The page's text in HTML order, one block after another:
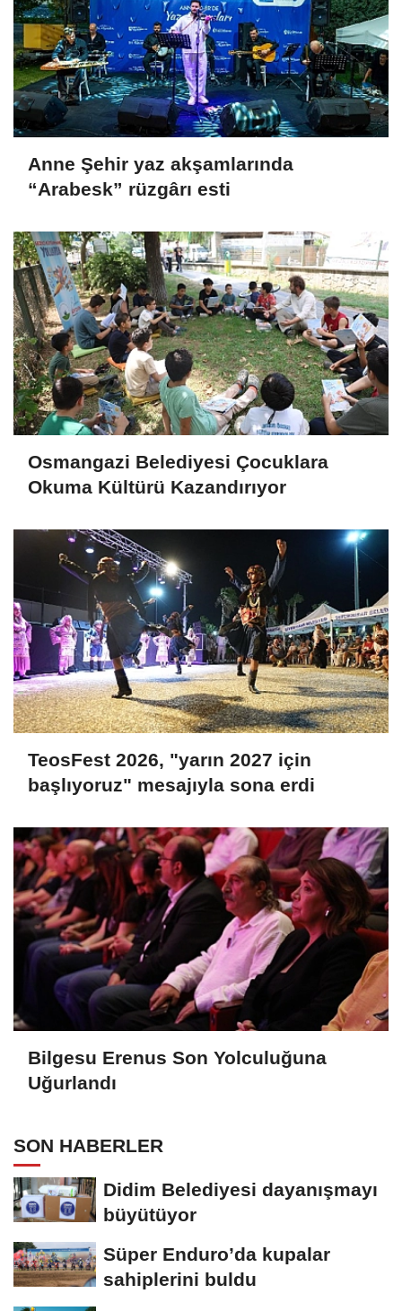
Anne Şehir yaz akşamlarında
“Arabesk” rüzgârı esti
Osmangazi Belediyesi Çocuklara
Okuma Kültürü Kazandırıyor
TeosFest 2026, "yarın 2027 için
başlıyoruz" mesajıyla sona erdi
Bilgesu Erenus Son Yolculuğuna
Uğurlandı
SON HABERLER
Didim Belediyesi dayanışmayı
büyütüyor
Süper Enduro’da kupalar
sahiplerini buldu